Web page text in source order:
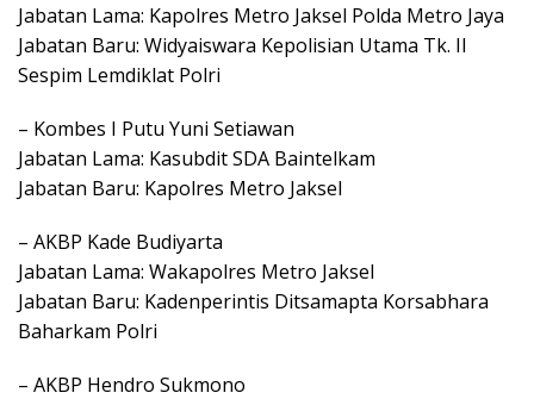
Jabatan Lama: Kapolres Metro Jaksel Polda Metro Jaya
Jabatan Baru: Widyaiswara Kepolisian Utama Tk. II
Sespim Lemdiklat Polri
– Kombes I Putu Yuni Setiawan
Jabatan Lama: Kasubdit SDA Baintelkam
Jabatan Baru: Kapolres Metro Jaksel
– AKBP Kade Budiyarta
Jabatan Lama: Wakapolres Metro Jaksel
Jabatan Baru: Kadenperintis Ditsamapta Korsabhara
Baharkam Polri
– AKBP Hendro Sukmono